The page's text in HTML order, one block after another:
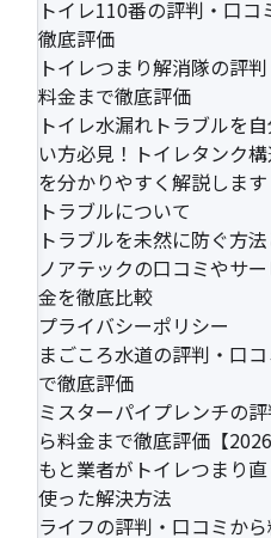
トイレ110番の評判・口コ
徹底評価
トイレつまり解消隊の評
料金まで徹底評価
トイレ水漏れトラブルを
い方必見！トイレタンク
を分かりやすく解説します
トラブルについて
トラブルを未然に防ぐ方法
ノアテックの口コミやサ
金を徹底比較
プライバシーポリシー
まごころ水道の評判・口
で徹底評価
ミスターパイプレンチの
ら料金まで徹底評価【
もと業者がトイレつまり
使った解決方法
ライフの評判・口コミか